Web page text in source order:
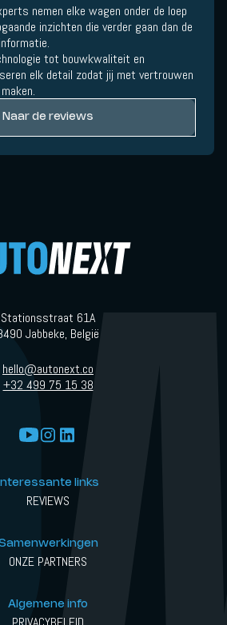
nemen elke wagen onder de loep
inzichten die verder gaan dan de
tot bouwkwaliteit en
elk detail zodat jij met vertrouwen
Naar de reviews
Stationsstraat 61A
Jabbeke, België
hello@autonext.co
+32 499 75 15 38
Interessante links
REVIEWS
ONZE PARTNERS
Algemene info